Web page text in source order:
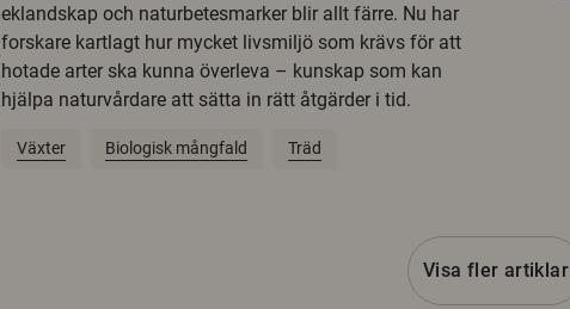
eklandskap och naturbetesmarker blir allt färre. Nu har
forskare kartlagt hur mycket livsmiljö som krävs för att
hotade arter ska kunna överleva – kunskap som kan
hjälpa naturvårdare att sätta in rätt åtgärder i tid.
Växter Biologisk mångfald Träd
Visa fler artiklar